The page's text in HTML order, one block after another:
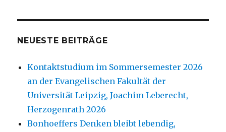
NEUESTE BEITRÄGE
Kontaktstudium im Sommersemester 2026
an der Evangelischen Fakultät der
Universität Leipzig, Joachim Leberecht,
Herzogenrath 2026
Bonhoeffers Denken bleibt lebendig,